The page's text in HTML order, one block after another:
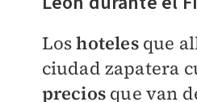
Loshotelesque
ciudad zapatera
preciosque van